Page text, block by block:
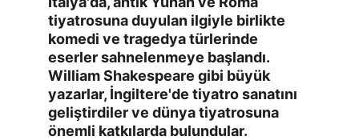
tiyatrosuna duyulan ilgiyle birlikte
komedi ve tragedya türlerinde
eserler sahnelenmeye başlandı.
William Shakespeare gibi büyük
yazarlar, İngiltere'de tiyatro sanatını
geliştirdiler ve dünya tiyatrosuna
önemli katkılarda bulundular.